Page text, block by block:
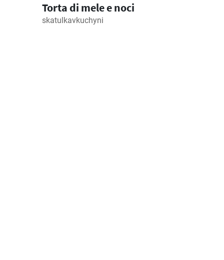
Torta di mele e noci
skatulkavkuchyni